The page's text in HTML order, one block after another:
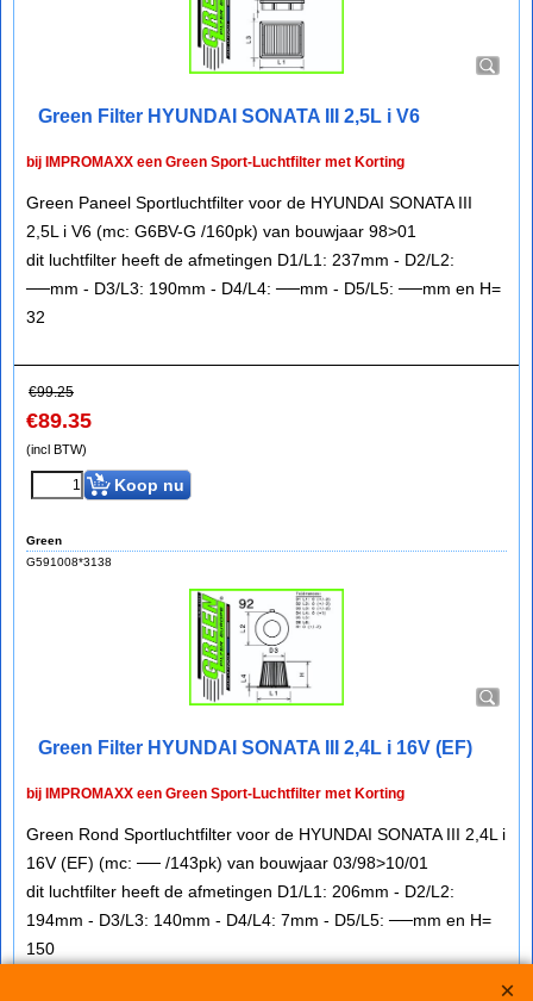
Green Filter HYUNDAI SONATA III 2,5L i V6
bij IMPROMAXX een Green Sport-Luchtfilter met Korting
Green Paneel Sportluchtfilter voor de HYUNDAI SONATA III
2,5L i V6 (mc: G6BV-G /160pk) van bouwjaar 98>01
dit luchtfilter heeft de afmetingen D1/L1: 237mm - D2/L2:
──mm - D3/L3: 190mm - D4/L4: ──mm - D5/L5: ──mm en H=
32
€99.25
€89.35
(incl BTW)
Koop nu
Green
G591008*3138
Green Filter HYUNDAI SONATA III 2,4L i 16V (EF)
bij IMPROMAXX een Green Sport-Luchtfilter met Korting
Green Rond Sportluchtfilter voor de HYUNDAI SONATA III 2,4L i
16V (EF) (mc: ── /143pk) van bouwjaar 03/98>10/01
dit luchtfilter heeft de afmetingen D1/L1: 206mm - D2/L2:
194mm - D3/L3: 140mm - D4/L4: 7mm - D5/L5: ──mm en H=
150